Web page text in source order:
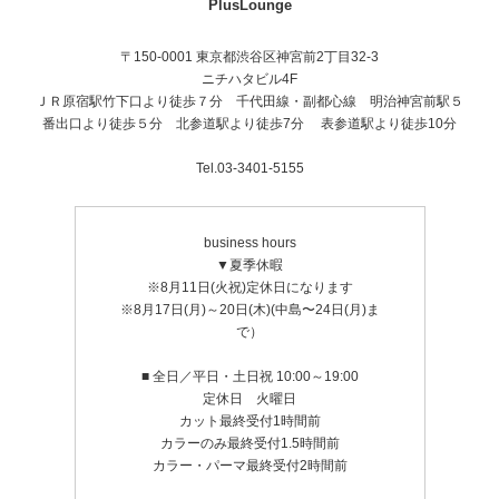
PlusLounge
〒150-0001 東京都渋谷区神宮前2丁目32-3
ニチハタビル4F
ＪＲ原宿駅竹下口より徒歩７分 千代田線・副都心線 明治神宮前駅５
番出口より徒歩５分 北参道駅より徒歩7分 表参道駅より徒歩10分
Tel.03-3401-5155
business hours
▼夏季休暇
※8月11日(火祝)定休日になります
※8月17日(月)～20日(木)(中島〜24日(月)ま
で）
■ 全日／平日・土日祝 10:00～19:00
定休日 火曜日
カット最終受付1時間前
カラーのみ最終受付1.5時間前
カラー・パーマ最終受付2時間前